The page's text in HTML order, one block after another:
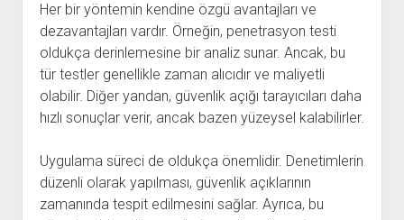
Her bir yöntemin kendine özgü avantajları ve
dezavantajları vardır. Örneğin, penetrasyon testi
oldukça derinlemesine bir analiz sunar. Ancak, bu
tür testler genellikle zaman alıcıdır ve maliyetli
olabilir. Diğer yandan, güvenlik açığı tarayıcıları daha
hızlı sonuçlar verir, ancak bazen yüzeysel kalabilirler.
Uygulama süreci de oldukça önemlidir. Denetimlerin
düzenli olarak yapılması, güvenlik açıklarının
zamanında tespit edilmesini sağlar. Ayrıca, bu